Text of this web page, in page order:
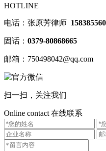
HOTLINE
电话：张原芳律师
固话： 0379-80868665
邮箱：750498042@qq.com
扫一扫，关注我们
Online contact 在线联系